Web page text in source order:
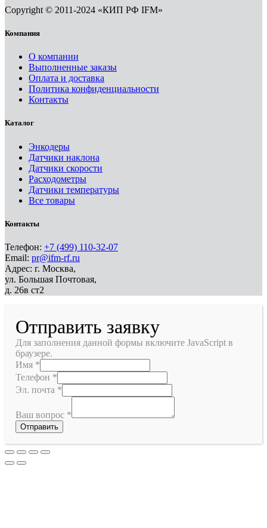
Copyright © 2011-2024 «КИП РФ IFM»
Компания
О компании
Выполненные заказы
Оплата и доставка
Политика конфиденциальности
Контакты
Каталог
Энкодеры
Датчики наклона
Датчики скорости
Расходометры
Датчики температуры
Все товары
Контакты
Телефон: +7 (499) 110-32-07
Email: pr@ifm-rf.ru
Адрес: г. Москва,
ул. Большая Почтовая,
д. 26в ст2
Отправить заявку
Для заполнения данной формы включите JavaScript в
браузере.
Имя *
Телефон *
Эл. почта *
Ваш вопрос *
Отправить